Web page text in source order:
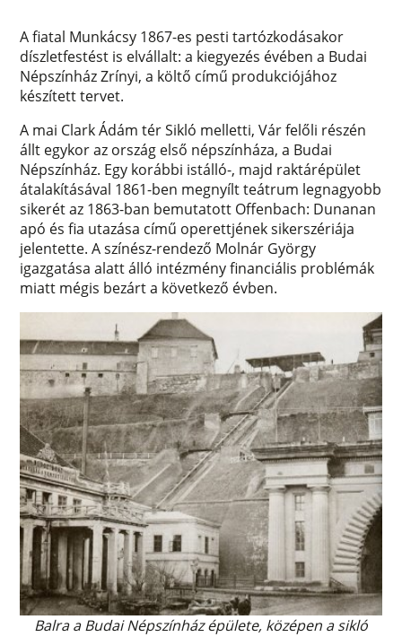
A fiatal Munkácsy 1867-es pesti tartózkodásakor
díszletfestést is elvállalt: a kiegyezés évében a Budai
Népszínház Zrínyi, a költő című produkciójához
készített tervet.
A mai Clark Ádám tér Sikló melletti, Vár felőli részén
állt egykor az ország első népszínháza, a Budai
Népszínház. Egy korábbi istálló-, majd raktárépület
átalakításával 1861-ben megnyílt teátrum legnagyobb
sikerét az 1863-ban bemutatott Offenbach: Dunanan
apó és fia utazása című operettjének sikerszériája
jelentette. A színész-rendező Molnár György
igazgatása alatt álló intézmény financiális problémák
miatt mégis bezárt a következő évben.
Balra a Budai Népszínház épülete, középen a sikló